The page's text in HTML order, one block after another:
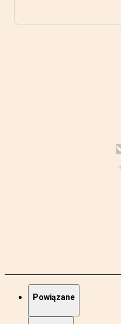
Powiązane